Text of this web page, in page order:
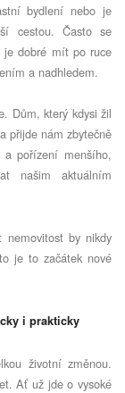
bydlení nebo je
cestou. Často se
dobré mít po ruce
a nadhledem.
Dům, který kdysi žil
přijde nám zbytečně
pořízení menšího,
našim aktuálním
by nikdy
je to začátek nové
i prakticky
životní změnou.
Ať už jde o vysoké